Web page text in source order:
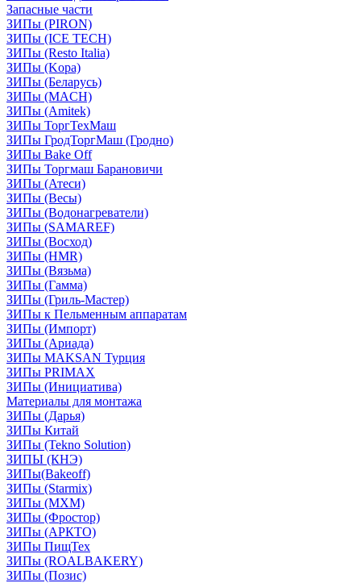
Запасные части
ЗИПы (PIRON)
ЗИПы (ICE TECH)
ЗИПы (Resto Italia)
ЗИПы (Kopa)
ЗИПы (Беларусь)
ЗИПы (MACH)
ЗИПы (Amitek)
ЗИПы ТоргТехМаш
ЗИПы ГродТоргМаш (Гродно)
ЗИПы Bake Off
ЗИПы Торгмаш Барановичи
ЗИПы (Атеси)
ЗИПы (Весы)
ЗИПы (Водонагреватели)
ЗИПы (SAMAREF)
ЗИПы (Восход)
ЗИПы (HMR)
ЗИПы (Вязьма)
ЗИПы (Гамма)
ЗИПы (Гриль-Мастер)
ЗИПы к Пельменным аппаратам
ЗИПы (Импорт)
ЗИПы (Ариада)
ЗИПы MAKSAN Турция
ЗИПы PRIMAX
ЗИПы (Инициатива)
Материалы для монтажа
ЗИПы (Дарья)
ЗИПы Китай
ЗИПы (Tekno Solution)
ЗИПЫ (КНЭ)
ЗИПы(Bakeoff)
ЗИПы (Starmix)
ЗИПы (МХМ)
ЗИПы (Фростор)
ЗИПы (АРКТО)
ЗИПы ПищТех
ЗИПы (ROALBAKERY)
ЗИПы (Позис)